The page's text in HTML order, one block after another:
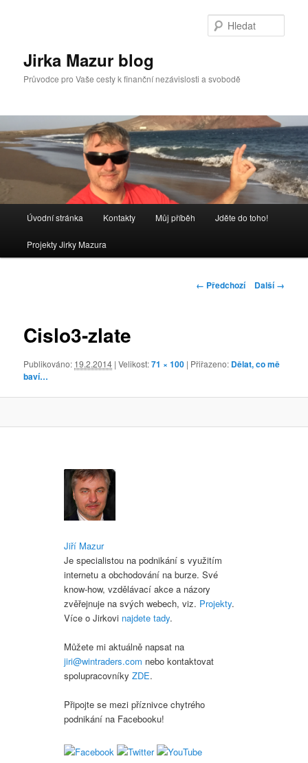
Jirka Mazur blog
Průvodce pro Vaše cesty k finanční nezávislosti a svobodě
navigační
Úvodní stránka Kontakty Můj příběh Jděte do toho!
Projekty Jirky Mazura
Navigace
← Předchozí Další →
Cislo3-zlate
Publikováno: 19.2.2014 | Velikost:71 × 100 | Přiřazeno: Dělat, co mě
baví…
Jiří Mazur
Je specialistou na podnikání s využitím
internetu a obchodování na burze. Své
know-how, vzdělávací akce a názory
zvěřejnuje na svých webech, viz. Projekty.
Více o Jirkovi najdete tady.
Můžete mi aktuálně napsat na
jiri@wintraders.com nebo kontaktovat
spolupracovníkyZDE.
Připojte se mezi příznivce chytrého
podnikání na Facebooku!